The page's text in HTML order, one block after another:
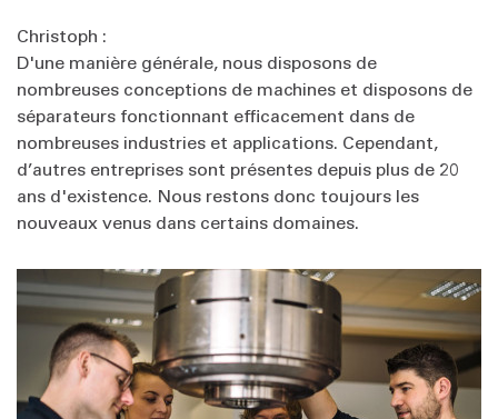
Christoph :
D'une manière générale, nous disposons de
nombreuses conceptions de machines et disposons de
séparateurs fonctionnant efficacement dans de
nombreuses industries et applications. Cependant,
d’autres entreprises sont présentes depuis plus de 20
ans d'existence. Nous restons donc toujours les
nouveaux venus dans certains domaines.